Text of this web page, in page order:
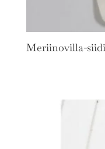
Meriinovilla-